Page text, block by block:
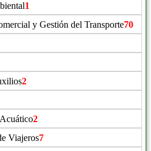
1
y Gestión del Transporte70
2
2
Viajeros7